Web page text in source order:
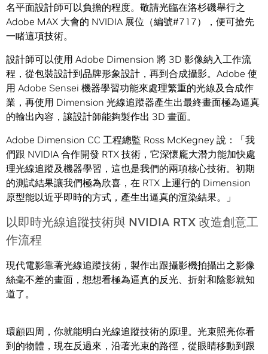
名平面設計師可以負擔的程度。敬請光臨在洛杉磯舉行之
Adobe MAX 大會的 NVIDIA 展位（編號#717），便可搶先
一睹這項技術。
設計師可以使用 Adobe Dimension 將 3D 影像納入工作流
程，從包裝設計到品牌形象設計，再到合成攝影。Adobe 使
用 Adobe Sensei 機器學習功能來處理繁重的光線及合成作
業，再使用 Dimension 光線追蹤器產生出最終畫面極為逼真
的輸出內容，讓設計師能夠製作出 3D 畫面。
Adobe Dimension CC 工程總監 Ross McKegney 說：「我
們跟 NVIDIA 合作開發 RTX 技術，它深懷龐大潛力能加快處
理光線追蹤及機器學習，這也是我們的兩項核心技術。初期
的測試結果讓我們極為欣喜，在 RTX 上運行的 Dimension
原型能以近乎即時的方式，產生出逼真的渲染結果。」
以即時光線追蹤技術與 NVIDIA RTX 改造創意工
作流程
現代電影靠著光線追蹤技術，製作出跟攝影機拍攝出之影像
絲毫不差的畫面，想想看極為逼真的反光、折射和陰影就知
道了。
環顧四周，你就能明白光線追蹤技術的原理。光束照亮你看
到的物體，現在反過來，沿著光束的路徑，從眼睛移動到跟